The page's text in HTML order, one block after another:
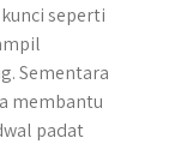
seperti
Sementara
membantu
padat